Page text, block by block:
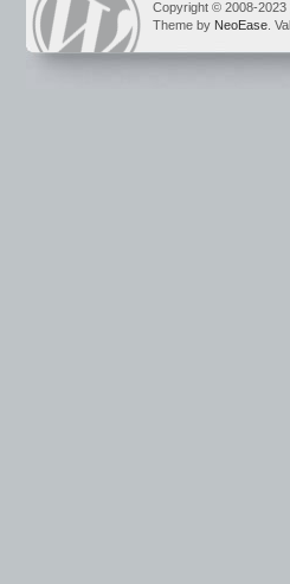
Copyright © 2008-
Theme by NeoEase .